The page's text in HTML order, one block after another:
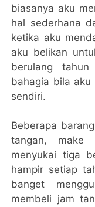
biasanya aku
hal sederhana
ketika aku
aku belikan
berulang
bahagia bila
sendiri.
Beberapa
tangan,
menyukai tiga
hampir setiap
banget
membeli jam